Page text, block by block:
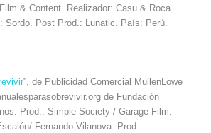
& Content. Realizador: Casu & Roca.
Sordo. Post Prod.: Lunatic. País: Perú.
”, de Publicidad Comercial MullenLowe
de Fundación
Prod.: Simple Society / Garage Film.
Fernando Vilanova. Prod.